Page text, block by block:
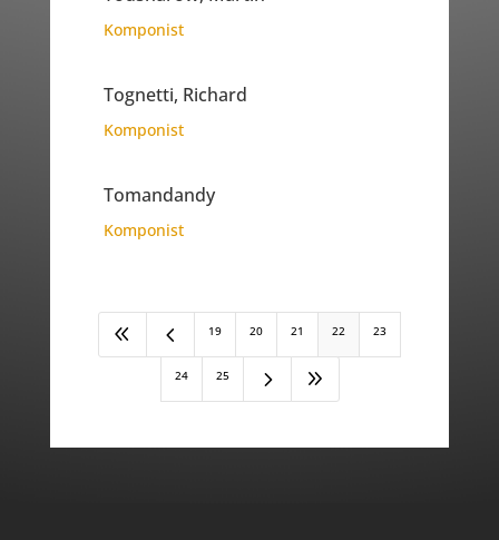
Komponist
Tognetti, Richard
Komponist
Tomandandy
Komponist
8 4 19 20 21 22 23
24 25 5 9